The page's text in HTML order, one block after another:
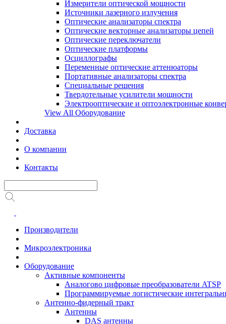
Измерители оптической мощности
Источники лазерного излучения
Оптические анализаторы спектра
Оптические векторные анализаторы цепей
Оптические переключатели
Оптические платформы
Осциллографы
Переменные оптические аттенюаторы
Портативные анализаторы спектра
Специальные решения
Твердотельные усилители мощности
Электрооптические и оптоэлектронные
View All Оборудование
Доставка
О компании
Контакты
Производители
Микроэлектроника
Оборудование
Активные компоненты
Аналогово цифровые преобразователи ATSP
Программируемые логистические
Антенно-фидерный тракт
Антенны
DAS антенны